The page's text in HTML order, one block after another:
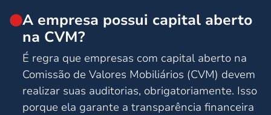
A empresa possui capital aberto
na CVM?
É regra que empresas com capital aberto na
Comissão de Valores Mobiliários (CVM) devem
realizar suas auditorias, obrigatoriamente. Isso
porque ela garante a transparência financeira